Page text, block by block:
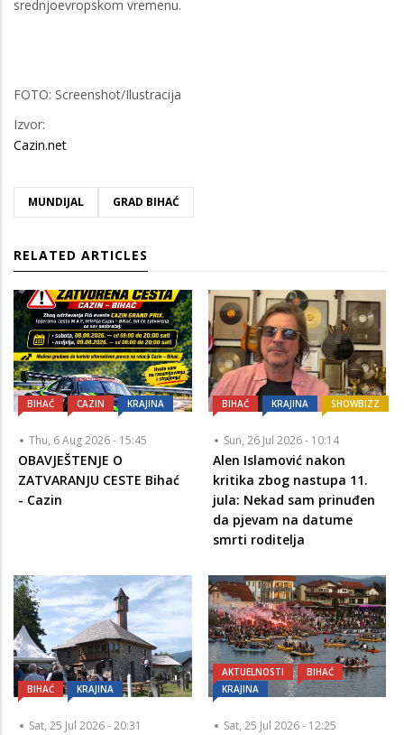
srednjoevropskom vremenu.
FOTO: Screenshot/Ilustracija
Izvor:
Cazin.net
MUNDIJAL GRAD BIHAĆ
RELATED ARTICLES
BIHAĆ CAZIN KRAJINA
Thu, 6 Aug 2026 - 15:45
OBAVJEŠTENJE O
ZATVARANJU CESTE Bihać
- Cazin
BIHAĆ KRAJINA SHOWBIZZ
Sun, 26 Jul 2026 - 10:14
Alen Islamović nakon
kritika zbog nastupa 11.
jula: Nekad sam prinuđen
da pjevam na datume
smrti roditelja
BIHAĆ KRAJINA
Sat, 25 Jul 2026 - 20:31
AKTUELNOSTI
BIHAĆ
KRAJINA
Sat, 25 Jul 2026 - 12:25